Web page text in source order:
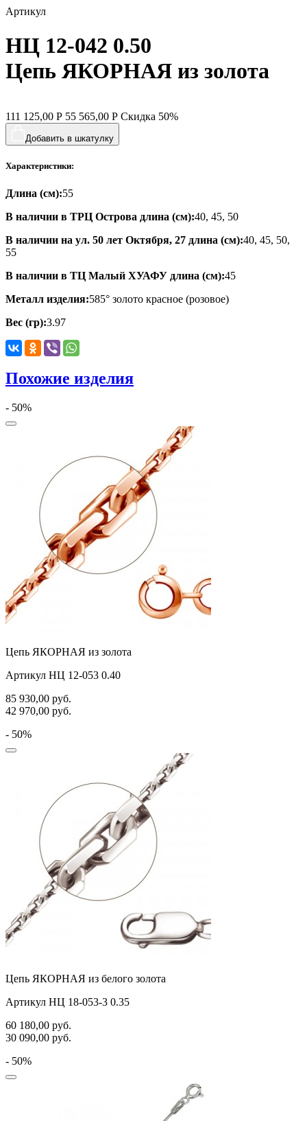
Артикул
НЦ 12-042 0.50
Цепь ЯКОРНАЯ из золота
111 125,00 Р 55 565,00 Р Скидка 50%
Добавить в шкатулку
Характеристики:
Длина (см):55
В наличии в ТРЦ Острова длина (см):40, 45, 50
В наличии на ул. 50 лет Октября, 27 длина (см):40, 45, 50,
55
В наличии в ТЦ Малый ХУАФУ длина (см):45
Металл изделия:585° золото красное (розовое)
Вес (гр):3.97
Похожие изделия
- 50%
Цепь ЯКОРНАЯ из золота
Артикул НЦ 12-053 0.40
85 930,00 руб.
42 970,00 руб.
- 50%
Цепь ЯКОРНАЯ из белого золота
Артикул НЦ 18-053-3 0.35
60 180,00 руб.
30 090,00 руб.
- 50%